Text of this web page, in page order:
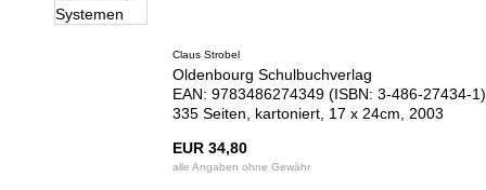
Claus Strobel
Oldenbourg Schulbuchverlag
EAN: 9783486274349 (ISBN: 3-486-27434-1)
335 Seiten, kartoniert, 17 x 24cm, 2003
EUR 34,80
alle Angaben ohne Gewähr